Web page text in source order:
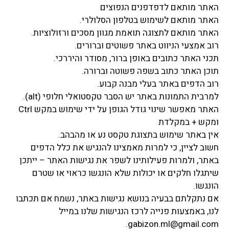
האתר מותאם לדפדפנים הנפוצים
האתר מותאם לשימוש בטלפון הסלולרי.
האתר מותאם לתצוגה תואמת מגוון מסכים ורזולוציות.
רוב אמצעי הניווט באתר פשוטים וברורים.
תכני האתר כתובים באופן ברור, מסודר והיררכי.
תוכן האתר כתוב בשפה פשוטה וברורה.
רוב הדפים באתר בעלי מבנה קבוע.
למרבית התמונות באתר יש הסבר טקסטואלי חלופי (alt).
האתר מאפשר שינוי גודל הגופן על ידי שימוש במקש Ctrl
ומקש + במקלדת
אין באתר שימוש בתצוגת טקסט נע או מהבהב.
חשוב לציין, כי למרות מאמצינו להנגיש את כלל הדפים
באתר, ולמרות פעילותינו לשפר את נגישות האתר – ייתכן
שיתגלו חלקים או יכולות שלא הונגשו כראוי או שטרם
הונגשו.
אם נתקלתם בבעיה בנושא נגישות באתר, נשמח אם תכתבו
לנו, באמצעות פנייה לרכז הנגישות שלנו במייל
gabizon.ml@gmail.com.